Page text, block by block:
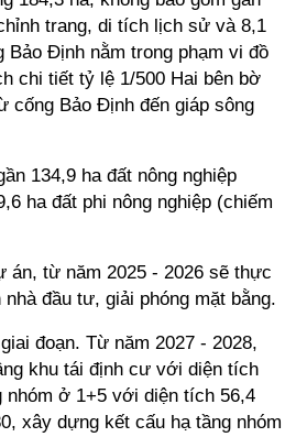
trang, di tích lịch sử và 8,1
Bảo Định nằm trong phạm vi đồ
chi tiết tỷ lệ 1/500 Hai bên bờ
cống Bảo Định đến giáp sông
134,9 ha đất nông nghiệp
ha đất phi nông nghiệp (chiếm
án, từ năm 2025 - 2026 sẽ thực
đầu tư, giải phóng mặt bằng.
đoạn. Từ năm 2027 - 2028,
khu tái định cư với diện tích
nhóm ở 1+5 với diện tích 56,4
xây dựng kết cấu hạ tầng nhóm